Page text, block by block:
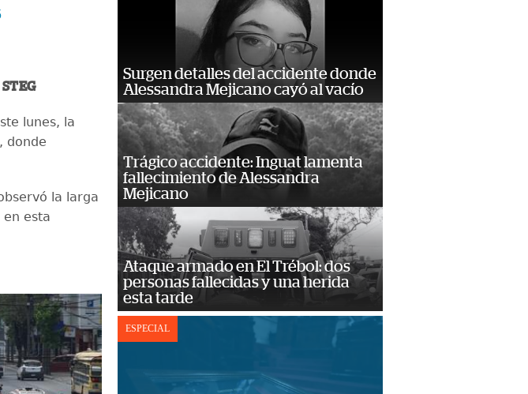
lunes, la
donde
la larga
en esta
Surgen detalles del accidente donde
Alessandra Mejicano cayó al vacío
Trágico accidente: Inguat lamenta
fallecimiento de Alessandra
Mejicano
Ataque armado en El Trébol: dos
personas fallecidas y una herida
esta tarde
ESPECIAL